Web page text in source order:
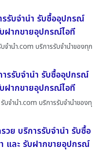
รับจำนำ รับซื้ออุปกรณ์
ฝากขายอุปกรณ์ไอที
จํานํา.com บริการรับจำนำของทุก
รรับจำนำ รับซื้ออุปกรณ์
ฝากขายอุปกรณ์ไอที
บจํานํา.com บริการรับจำนำของทุ
วย บริการรับจำนำ รับซื้อ
และ รับฝากขายอุปกรณ์